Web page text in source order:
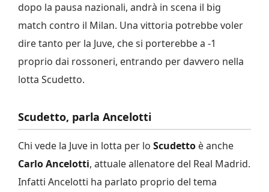
dopo la pausa nazionali, andrà in scena il big
match contro il Milan. Una vittoria potrebbe voler
dire tanto per la Juve, che si porterebbe a -1
proprio dai rossoneri, entrando per davvero nella
lotta Scudetto.
Scudetto, parla Ancelotti
Chi vede la Juve in lotta per lo Scudetto è anche
Carlo Ancelotti, attuale allenatore del Real Madrid.
Infatti Ancelotti ha parlato proprio del tema